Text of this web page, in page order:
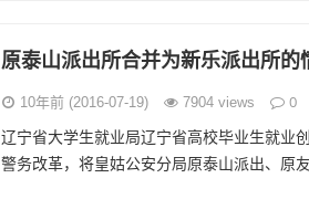
原泰山派出所合并为新乐派出所的
10年前 (2016-07-19) 7904 views 0
辽宁省大学生就业局辽宁省高校毕业生就业
警务改革，将皇姑公安分局原泰山派出、原